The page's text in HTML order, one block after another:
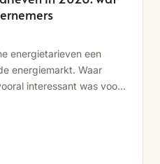
energietarieven een
energiemarkt. Waar
interessant was voor